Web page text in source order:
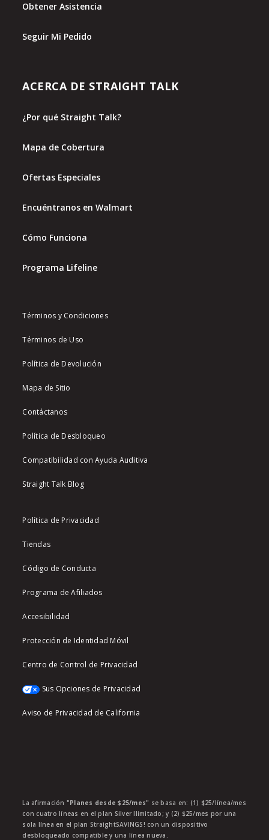
Obtener Asistencia
Seguir Mi Pedido
ACERCA DE STRAIGHT TALK
¿Por qué Straight Talk?
Mapa de Cobertura
Ofertas Especiales
Encuéntranos en Walmart
Cómo Funciona
Programa Lifeline
Términos y Condiciones
Términos de Uso
Política de Devolución
Mapa de Sitio
Contáctanos
Política de Desbloqueo
Compatibilidad con Ayuda Auditiva
Straight Talk Blog
Política de Privacidad
Tiendas
Código de Conducta
Programa de Afiliados
Accesibilidad
Protección de Identidad Móvil
Centro de Control de Privacidad
Sus Opciones de Privacidad
Aviso de Privacidad de California
La afirmación "Planes desde $25/mes" se basa en: (1) $25/línea/mes
con cuatro líneas en el plan Silver Ilimitado; y (2) $25/mes por una
sola línea en el plan StraightSAVINGS! con un dispositivo
desbloqueado compatible y una línea nueva.